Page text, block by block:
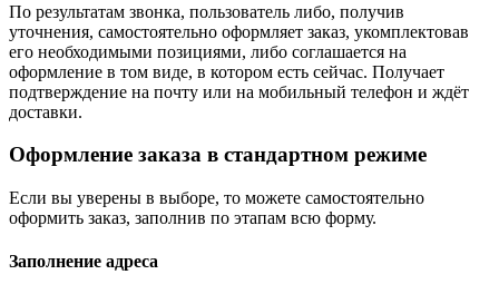
По результатам звонка, пользователь либо, получив
уточнения, самостоятельно оформляет заказ, укомплектовав
его необходимыми позициями, либо соглашается на
оформление в том виде, в котором есть сейчас. Получает
подтверждение на почту или на мобильный телефон и ждёт
доставки.
Оформление заказа в стандартном режиме
Если вы уверены в выборе, то можете самостоятельно
оформить заказ, заполнив по этапам всю форму.
Заполнение адреса